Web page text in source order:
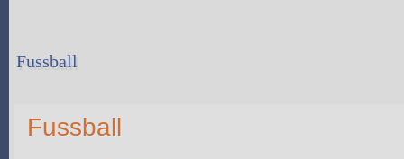
Fussball
Fussball